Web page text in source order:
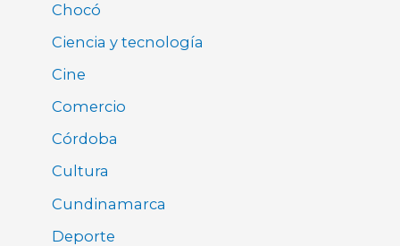
Chocó
Ciencia y tecnología
Cine
Comercio
Córdoba
Cultura
Cundinamarca
Deporte